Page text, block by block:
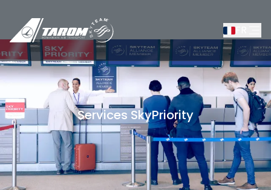
Services SkyPriority
/Informations pour les passagers/ Services